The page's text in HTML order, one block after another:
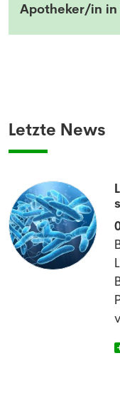
Apotheker/in in
Letzte News